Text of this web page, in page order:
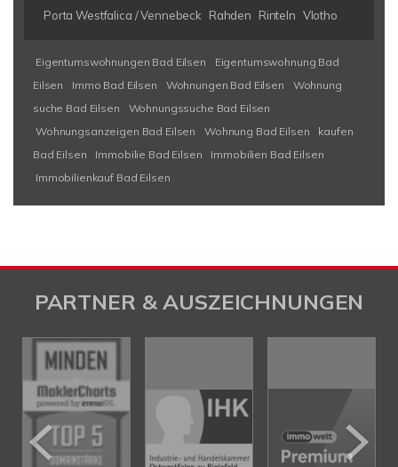
Porta Westfalica / Vennebeck
Rahden Rinteln Vlotho
Eigentumswohnungen Bad Eilsen
Eigentumswohnung Bad
Eilsen
Immo Bad Eilsen Wohnungen Bad Eilsen
Wohnung
suche Bad Eilsen
Wohnungssuche Bad Eilsen
Wohnungsanzeigen Bad Eilsen
Wohnung Bad Eilsen
kaufen
Bad Eilsen
Immobilie Bad Eilsen
Immobilien Bad Eilsen
Immobilienkauf Bad Eilsen
PARTNER & AUSZEICHNUNGEN